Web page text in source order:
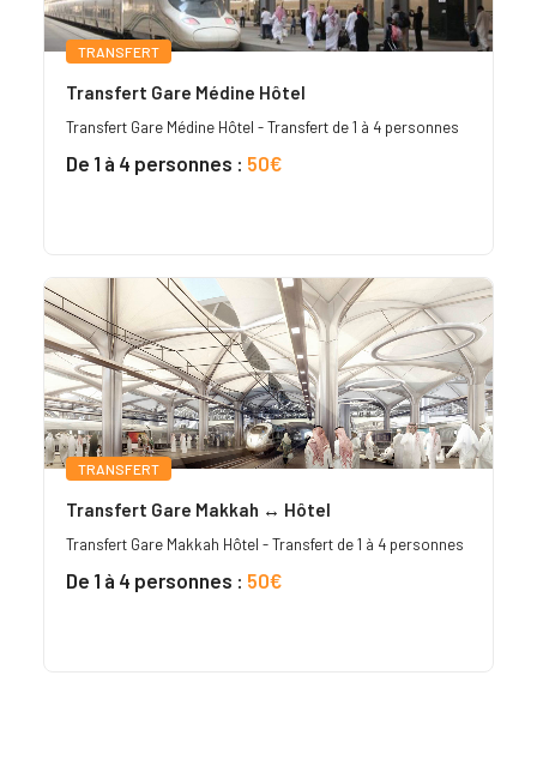
TRANSFERT
Transfert Gare Médine Hôtel
Transfert Gare Médine Hôtel - Transfert de 1 à 4 personnes
De 1 à 4 personnes : 50€
TRANSFERT
Transfert Gare Makkah ↔ Hôtel
Transfert Gare Makkah Hôtel - Transfert de 1 à 4 personnes
De 1 à 4 personnes : 50€